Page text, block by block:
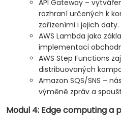
API Gateway –
rozhraní určených k
zařízeními i jejich daty.
AWS Lambda jako
implementaci
AWS Step Functions
distribuovaných
Amazon SQS/SNS –
výměně zpráv a
Modul 4: Edge computing a